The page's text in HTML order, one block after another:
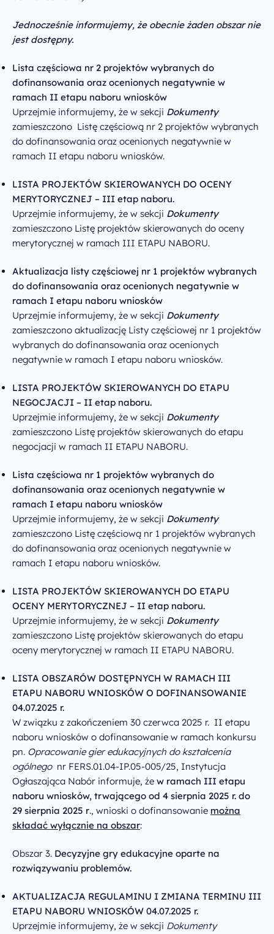
Jednocześnie informujemy, że obecnie żaden obszar nie
jest dostępny.
Lista częściowa nr 2 projektów wybranych do
dofinansowania oraz ocenionych negatywnie w
ramach II etapu naboru wniosków
Uprzejmie informujemy, że w sekcji Dokumenty
zamieszczono Listę częściową nr 2 projektów wybranych
do dofinansowania oraz ocenionych negatywnie w
ramach II etapu naboru wniosków.
LISTA PROJEKTÓW SKIEROWANYCH DO OCENY
MERYTORYCZNEJ – III etap naboru.
Uprzejmie informujemy, że w sekcji Dokumenty
zamieszczono Listę projektów skierowanych do oceny
merytorycznej w ramach III ETAPU NABORU.
Aktualizacja listy częściowej nr 1 projektów wybranych
do dofinansowania oraz ocenionych negatywnie w
ramach I etapu naboru wniosków
Uprzejmie informujemy, że w sekcji Dokumenty
zamieszczono aktualizację Listy częściowej nr 1 projektów
wybranych do dofinansowania oraz ocenionych
negatywnie w ramach I etapu naboru wniosków.
LISTA PROJEKTÓW SKIEROWANYCH DO ETAPU
NEGOCJACJI – II etap naboru.
Uprzejmie informujemy, że w sekcji Dokumenty
zamieszczono Listę projektów skierowanych do etapu
negocjacji w ramach II ETAPU NABORU.
Lista częściowa nr 1 projektów wybranych do
dofinansowania oraz ocenionych negatywnie w
ramach I etapu naboru wniosków
Uprzejmie informujemy, że w sekcji Dokumenty
zamieszczono Listę częściową nr 1 projektów wybranych
do dofinansowania oraz ocenionych negatywnie w
ramach I etapu naboru wniosków.
LISTA PROJEKTÓW SKIEROWANYCH DO ETAPU
OCENY MERYTORYCZNEJ – II etap naboru.
Uprzejmie informujemy, że w sekcji Dokumenty
zamieszczono Listę projektów skierowanych do etapu
oceny merytorycznej w ramach II ETAPU NABORU.
LISTA OBSZARÓW DOSTĘPNYCH W RAMACH III
ETAPU NABORU WNIOSKÓW O DOFINANSOWANIE
04.07.2025 r.
W związku z zakończeniem 30 czerwca 2025 r. II etapu
naboru wniosków o dofinansowanie w ramach konkursu
pn. Opracowanie gier edukacyjnych do kształcenia
ogólnegonr FERS.01.04-IP.05-005/25, Instytucja
Ogłaszająca Nabór informuje, że w ramach III etapu
naboru wniosków, trwającego od 4 sierpnia 2025 r. do
29 sierpnia 2025 r., wnioski o dofinansowanie można
składać wyłącznie na obszar:
Obszar 3. Decyzyjne gry edukacyjne oparte na
rozwiązywaniu problemów.
AKTUALIZACJA REGULAMINU I ZMIANA TERMINU III
ETAPU NABORU WNIOSKÓW 04.07.2025 r.
Uprzejmie informujemy, że w sekcji Dokumenty